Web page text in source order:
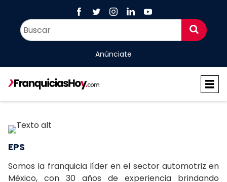
Anúnciate
EPS
Somos la franquicia líder en el sector automotriz en
México, con 30 años de experiencia brindando